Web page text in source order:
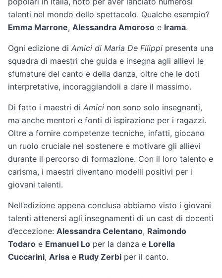
talenti nel mondo dello spettacolo. Qualche esempio?
Emma Marrone, Alessandra Amoroso e Irama.
Ogni edizione di Amici di Maria De Filippi presenta una
squadra di maestri che guida e insegna agli allievi le
sfumature del canto e della danza, oltre che le doti
interpretative, incoraggiandoli a dare il massimo.
Di fatto i maestri di Amici non sono solo insegnanti,
ma anche mentori e fonti di ispirazione per i ragazzi.
Oltre a fornire competenze tecniche, infatti, giocano
un ruolo cruciale nel sostenere e motivare gli allievi
durante il percorso di formazione. Con il loro talento e
carisma, i maestri diventano modelli positivi per i
giovani talenti.
Nell’edizione appena conclusa abbiamo visto i giovani
talenti attenersi agli insegnamenti di un cast di docenti
d’eccezione: Alessandra Celentano, Raimondo
Todaro e Emanuel Lo per la danza e Lorella
Cuccarini, Arisa e Rudy Zerbi per il canto.